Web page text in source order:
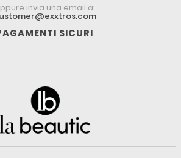
invia una email a:
SICURI